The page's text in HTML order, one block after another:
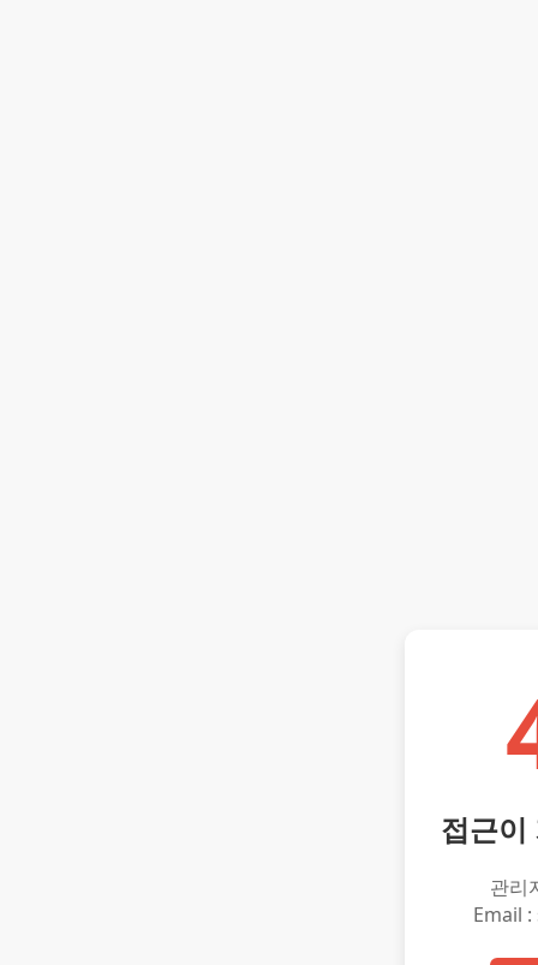
접근이
관리
Email